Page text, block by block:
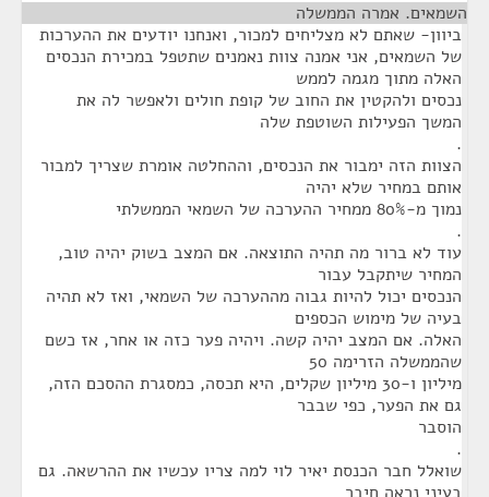
השמאים. אמרה הממשלה
ביוון- שאתם לא מצליחים למכור, ואנחנו יודעים את ההערכות
של השמאים, אני אמנה צוות נאמנים שתטפל במכירת הנכסים
האלה מתוך מגמה לממש
נכסים ולהקטין את החוב של קופת חולים ולאפשר לה את
המשך הפעילות השוטפת שלה
.
הצוות הזה ימבור את הנכסים, וההחלטה אומרת שצריך למבור
אותם במחיר שלא יהיה
נמוך מ-80% ממחיר ההערכה של השמאי הממשלתי
.
עוד לא ברור מה תהיה התוצאה. אם המצב בשוק יהיה טוב,
המחיר שיתקבל עבור
הנכסים יכול להיות גבוה מההערכה של השמאי, ואז לא תהיה
בעיה של מימוש הכספים
האלה. אם המצב יהיה קשה. ויהיה פער כזה או אחר, אז כשם
שהממשלה הזרימה 50
מיליון ו-30 מיליון שקלים, היא תכסה, כמסגרת ההסכם הזה,
גם את הפער, כפי שבבר
הוסבר
.
שואלל חבר הכנסת יאיר לוי למה צריו עכשיו את ההרשאה. גם